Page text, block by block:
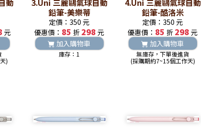
動
元
)
3.Uni 三麗鷗氣球自動
鉛筆-美樂蒂
定價：350 元
優惠價： 85 折 298 元
加入購物車
庫存：1
4.Uni 三麗鷗氣球自動
鉛筆-酷洛米
定價：350 元
優惠價： 85 折 298 元
加入購物車
無庫存，下單後進貨
(採購期約7~15個工作天)